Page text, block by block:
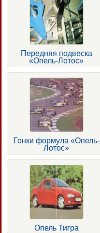
Передняя подвеска
«Опель-Лотос»
Гонки формула «Опель-
Лотос»
Опель Тигра